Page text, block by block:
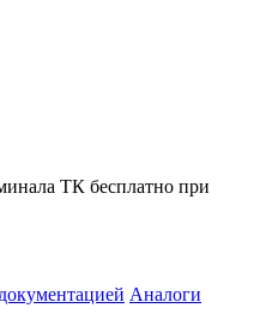
ТК бесплатно при
Аналоги